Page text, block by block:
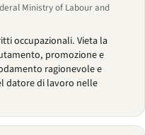
Ministry of Labour and
occupazionali. Vieta la
promozione e
ragionevole e
datore di lavoro nelle